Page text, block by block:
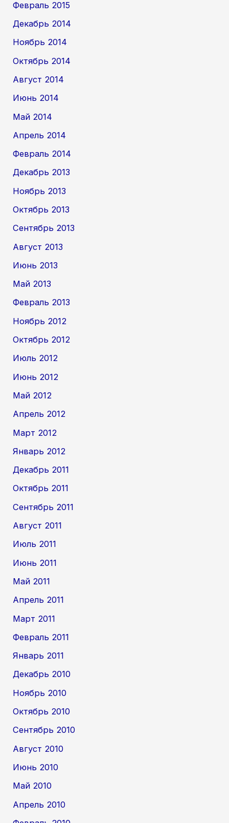
Февраль 2015
Декабрь 2014
Ноябрь 2014
Октябрь 2014
Август 2014
Июнь 2014
Май 2014
Апрель 2014
Февраль 2014
Декабрь 2013
Ноябрь 2013
Октябрь 2013
Сентябрь 2013
Август 2013
Июнь 2013
Май 2013
Февраль 2013
Ноябрь 2012
Октябрь 2012
Июль 2012
Июнь 2012
Май 2012
Апрель 2012
Март 2012
Январь 2012
Декабрь 2011
Октябрь 2011
Сентябрь 2011
Август 2011
Июль 2011
Июнь 2011
Май 2011
Апрель 2011
Март 2011
Февраль 2011
Январь 2011
Декабрь 2010
Ноябрь 2010
Октябрь 2010
Сентябрь 2010
Август 2010
Июнь 2010
Май 2010
Апрель 2010